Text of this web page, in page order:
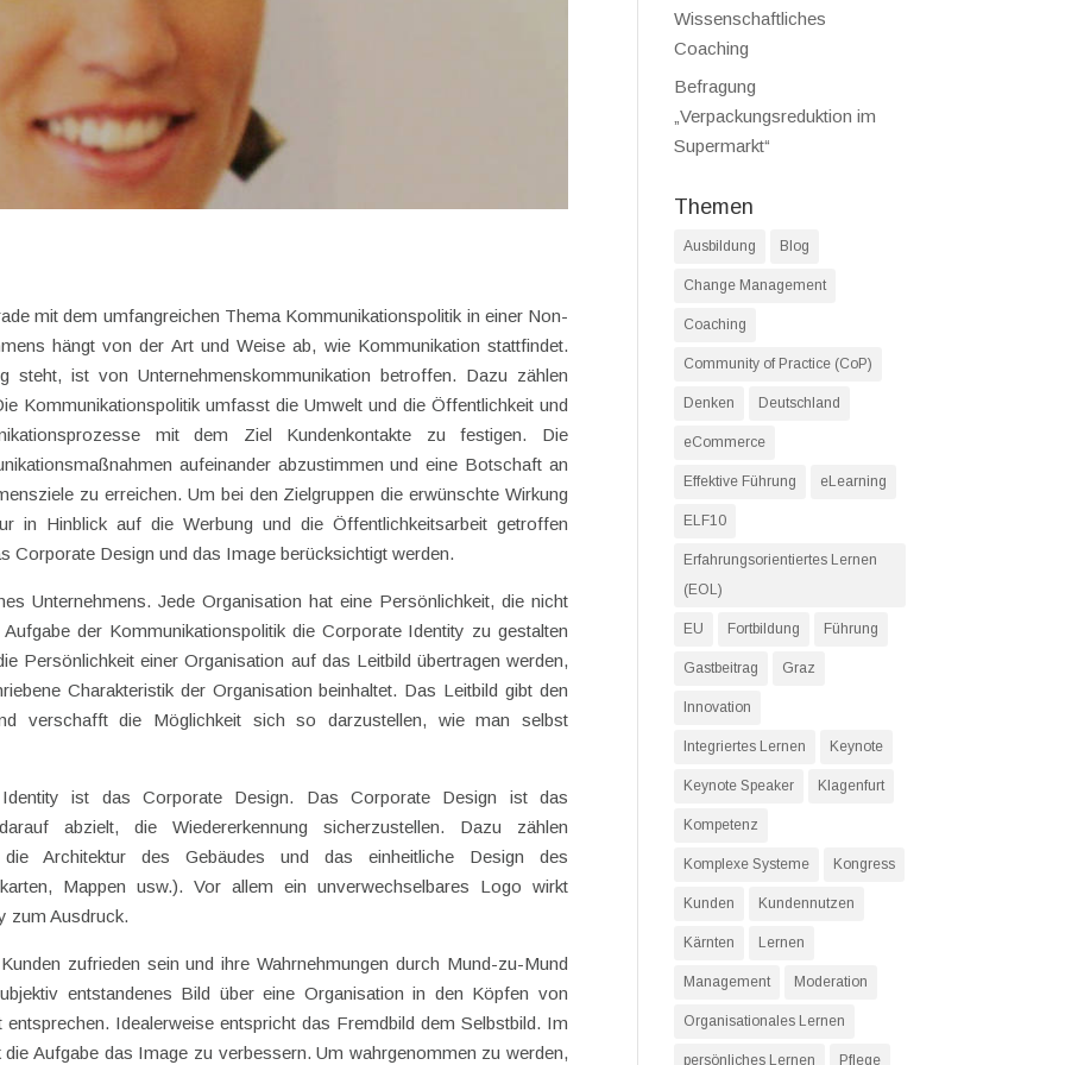
mit dem umfangreichen Thema Kommunikationspolitik in einer Non-
hängt von der Art und Weise ab, wie Kommunikation stattfindet.
steht, ist von Unternehmenskommunikation betroffen. Dazu zählen
Kommunikationspolitik umfasst die Umwelt und die Öffentlichkeit und
mit dem Ziel Kundenkontakte zu festigen. Die
aufeinander abzustimmen und eine Botschaft an
zu erreichen. Um bei den Zielgruppen die erwünschte Wirkung
in Hinblick auf die Werbung und die Öffentlichkeitsarbeit getroffen
Corporate Design und das Image berücksichtigt werden.
Unternehmens. Jede Organisation hat eine Persönlichkeit, die nicht
der Kommunikationspolitik die Corporate Identity zu gestalten
Persönlichkeit einer Organisation auf das Leitbild übertragen werden,
Charakteristik der Organisation beinhaltet. Das Leitbild gibt den
verschafft die Möglichkeit sich so darzustellen, wie man selbst
ist das Corporate Design. Das Corporate Design ist das
abzielt, die Wiedererkennung sicherzustellen. Dazu zählen
Architektur des Gebäudes und das einheitliche Design des
Mappen usw.). Vor allem ein unverwechselbares Logo wirkt
zum Ausdruck.
zufrieden sein und ihre Wahrnehmungen durch Mund-zu-Mund
entstandenes Bild über eine Organisation in den Köpfen von
Idealerweise entspricht das Fremdbild dem Selbstbild. Im
Aufgabe das Image zu verbessern. Um wahrgenommen zu werden,
Wissenschaftliches
Coaching
Befragung
„Verpackungsreduktion im
Supermarkt“
Themen
Ausbildung Blog
Change Management
Coaching
Community of Practice (CoP)
Denken Deutschland
eCommerce
Effektive Führung eLearning
ELF10
Erfahrungsorientiertes Lernen
(EOL)
EU Fortbildung Führung
Gastbeitrag Graz
Innovation
Integriertes Lernen Keynote
Keynote Speaker Klagenfurt
Kompetenz
Komplexe Systeme Kongress
Kunden Kundennutzen
Kärnten Lernen
Management Moderation
Organisationales Lernen
persönliches Lernen Pflege